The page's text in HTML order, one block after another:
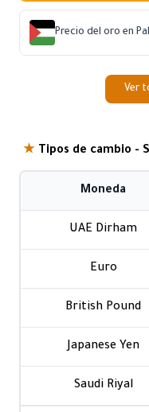
Precio del oro en
Ver
★ Tipos de cambio -
Moneda
UAE Dirham
Euro
British Pound
Japanese Yen
Saudi Riyal